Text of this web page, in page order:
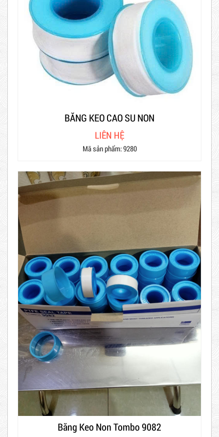
BĂNG KEO CAO SU NON
LIÊN HỆ
Mã sản phẩm: 9280
Băng Keo Non Tombo 9082